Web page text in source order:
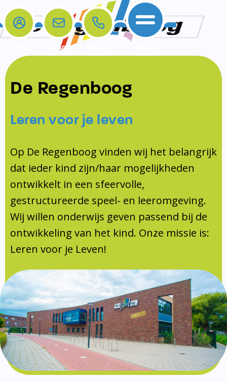
Home
De school
Opleiding en Stage
KomKids
Schoolvakanties
Ouderraad
Medezeggenschapsraad
Documentatie
Formulieren
SIKO
Ouders
Ouders
Contact
Contact
Contact
Samenwerkingen
Samenwerkingen
Schoollogopedist
E-mail
De Regenboog
Leren voor je leven
Op De Regenboog vinden wij het belangrijk
dat ieder kind zijn/haar mogelijkheden
ontwikkelt in een sfeervolle,
gestructureerde speel- en leeromgeving.
Wij willen onderwijs geven passend bij de
ontwikkeling van het kind. Onze missie is:
Leren voor je Leven!